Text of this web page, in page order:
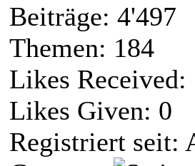
Beiträge: 4'497
Themen: 184
Likes Received:
Likes Given: 0
Registriert seit: